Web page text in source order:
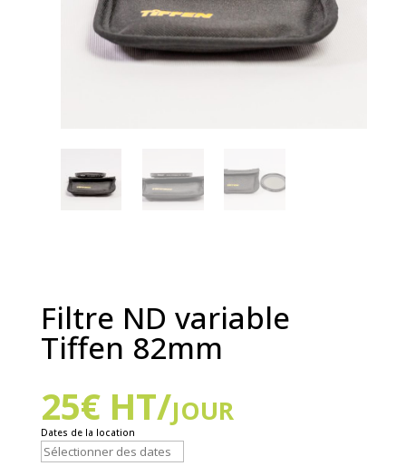
Filtre ND variable
Tiffen 82mm
25€HT/jour
Dates de la location